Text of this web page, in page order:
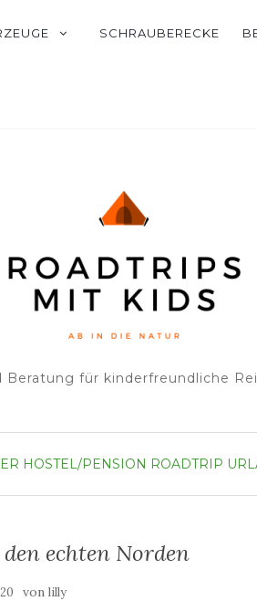
SCHRAUBERECKE
Beratung für kinderfreundliche
HOSTEL/PENSION ROADTRIP
echten Norden
vonlilly